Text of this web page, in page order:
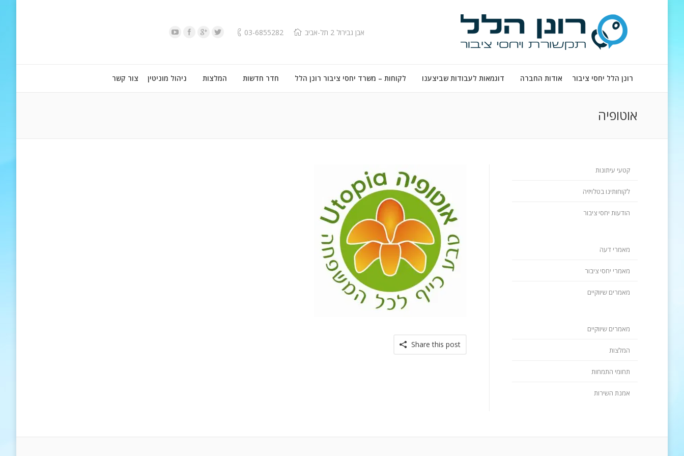
אבן גבירול 2 תל-אביב 03-6855282
רונן הלל יחסי ציבור אודות החברה דוגמאות לעבודות שביצענו לקוחות – משרד יחסי ציבור רונן הלל חדר חדשות המלצות ניהול מוניטין צור קשר
אוטופיה
Share this post
קטעי עיתונות
לקוחותינו בטלויזיה
הודעות יחסי ציבור
מאמרי דעה
מאמרי יחסי ציבור
מאמרים שיווקיים
מאמרים שיווקיים
המלצות
תחומי התמחות
אמנת השירות